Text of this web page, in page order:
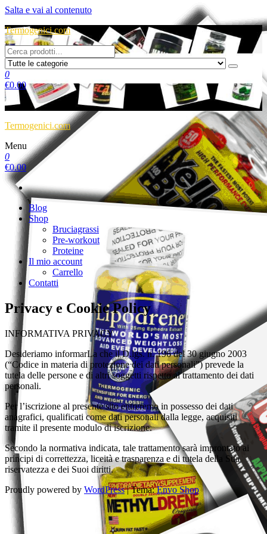
Salta e vai al contenuto
Termogenici.com
0
€0.00
Termogenici.com
Menu
0
€0.00
Blog
Shop
Bruciagrassi
Pre-workout
Proteine
Il mio account
Carrello
Contatti
Privacy e Cookie Policy
INFORMATIVA PRIVACY
Desideriamo informarLa che il D.lgs. n. 196 del 30 giugno 2003
(“Codice in materia di protezione dei dati personali”) prevede la
tutela delle persone e di altri soggetti rispetto al trattamento dei dati
personali.
Per l’iscrizione al presente sito entreremo in possesso dei dati
anagrafici, qualificati come dati personali dalla legge, acquisiti
tramite il presente modulo di iscrizione.
Secondo la normativa indicata, tale trattamento sarà improntato ai
principi di correttezza, liceità e trasparenza e di tutela della Sua
riservatezza e dei Suoi diritti.
Proudly powered by WordPress |Tema:Envo Shop